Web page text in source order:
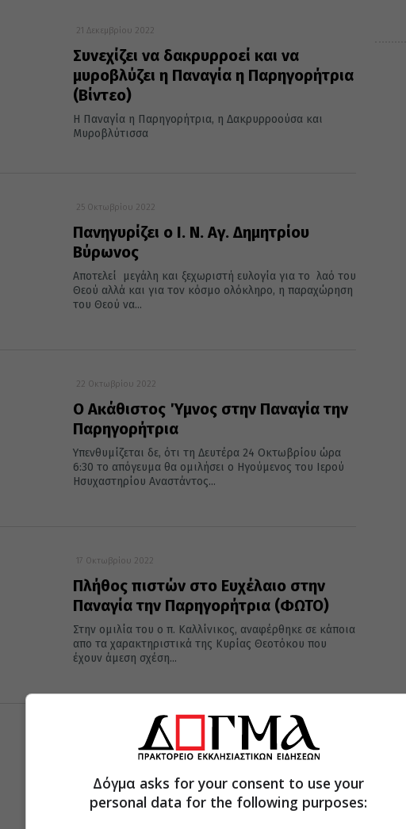
21 Δεκεμβρίου 2022
Συνεχίζει να δακρυρροεί και να
μυροβλύζει η Παναγία η Παρηγορήτρια
(Βίντεο)
Η Παναγία η Παρηγορήτρια, η Δακρυρροούσα και
Μυροβλύτισσα
25 Οκτωβρίου 2022
Πανηγυρίζει ο Ι. Ν. Αγ. Δημητρίου
Βύρωνος
Αποτελεί μεγάλη και ξεχωριστή ευλογία για το λαό του
Θεού αλλά και για τον κόσμο ολόκληρο, η παραχώρηση
του Θεού να...
22 Οκτωβρίου 2022
Ο Ακάθιστος Ύμνος στην Παναγία την
Παρηγορήτρια
Υπενθυμίζεται δε, ότι τη Δευτέρα 24 Οκτωβρίου ώρα
6:30 το απόγευμα θα ομιλήσει ο Ηγούμενος του Ιερού
Ησυχαστηρίου Αναστάντος...
17 Οκτωβρίου 2022
Πλήθος πιστών στο Ευχέλαιο στην
Παναγία την Παρηγορήτρια (ΦΩΤΟ)
Στην ομιλία του ο π. Καλλίνικος, αναφέρθηκε σε κάποια
απο τα χαρακτηριστικά της Κυρίας Θεοτόκου που
έχουν άμεση σχέση...
13 Οκτωβρίου 2022
Κ’ ΔΗΜΗΤΡΙΑ- Αρχιμ. Ελισσαίος
Σιμωνοπετρίτης: «Η Παναγία ως
παραμυθία μέσα στην νυχθήμερη
Δόγμα asks for your consent to use your
personal data for the following purposes: